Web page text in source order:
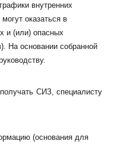
внутренних
оказаться в
и (или) опасных
На основании собранной
СИЗ, специалисту
(основания для